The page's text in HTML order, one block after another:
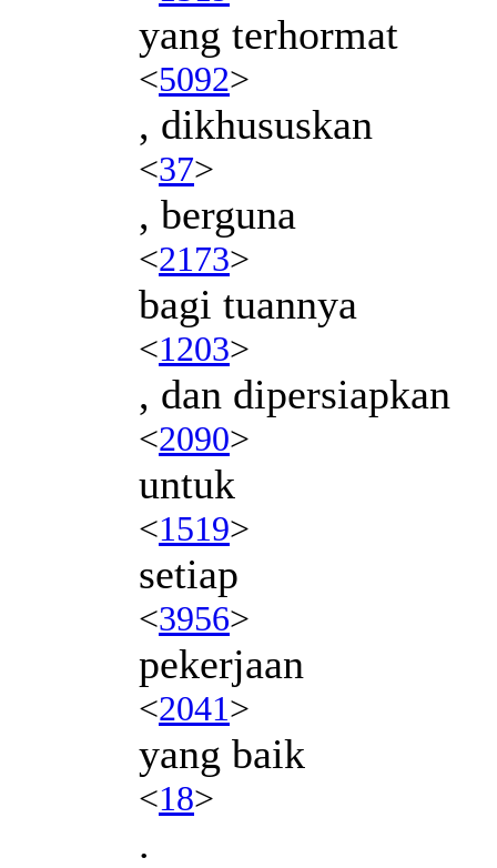
yang terhormat
<5092>
, dikhususkan
<37>
, berguna
<2173>
bagi tuannya
<1203>
, dan dipersiapkan
<2090>
untuk
<1519>
setiap
<3956>
pekerjaan
<2041>
yang baik
<18>
.